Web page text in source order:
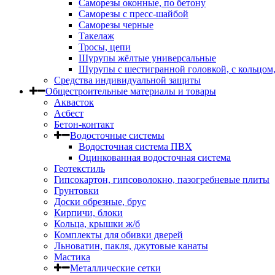
Саморезы оконные, по бетону
Саморезы с пресс-шайбой
Саморезы черные
Такелаж
Тросы, цепи
Шурупы жёлтые универсальные
Шурупы с шестигранной головкой, с
Средства индивидуальной защиты
Общестроительные материалы и товары
Аквасток
Асбест
Бетон-контакт
Водосточные системы
Водосточная система ПВХ
Оцинкованная водосточная система
Геотекстиль
Гипсокартон, гипсоволокно, пазогребневые плиты
Грунтовки
Доски обрезные, брус
Кирпичи, блоки
Кольца, крышки ж/б
Комплекты для обивки дверей
Льноватин, пакля, джутовые канаты
Мастика
Металлические сетки